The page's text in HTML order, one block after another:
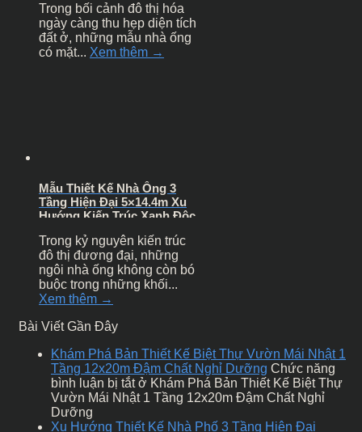
Trong bối cảnh đô thị hóa
ngày càng thu hẹp diện tích
đất ở, những mẫu nhà ống
có mặt... Xem thêm →
Mẫu Thiết Kế Nhà Ống 3
Tầng Hiện Đại 5×14.4m Xu
Hướng Kiến Trúc Xanh Độc
Trong kỷ nguyên kiến trúc
đô thị đương đại, những
ngôi nhà ống không còn bó
buộc trong những khối...
Xem thêm →
Bài Viết Gần Đây
Khám Phá Bản Thiết Kế Biệt Thự Vườn Mái Nhật 1
Tầng 12x20m Đậm Chất Nghỉ Dưỡng Chức năng
bình luận bị tắtở Khám Phá Bản Thiết Kế Biệt Thự
Vườn Mái Nhật 1 Tầng 12x20m Đậm Chất Nghỉ
Dưỡng
Xu Hướng Thiết Kế Nhà Phố 3 Tầng Hiện Đại